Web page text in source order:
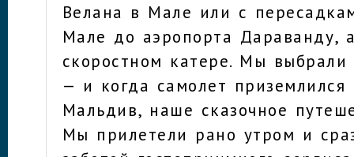
Велана в Мале или с
Мале до аэропорта Дараванду,
скоростном катере. Мы
— и когда самолет приземлился
Мальдив, наше сказочное
Мы прилетели рано утром и